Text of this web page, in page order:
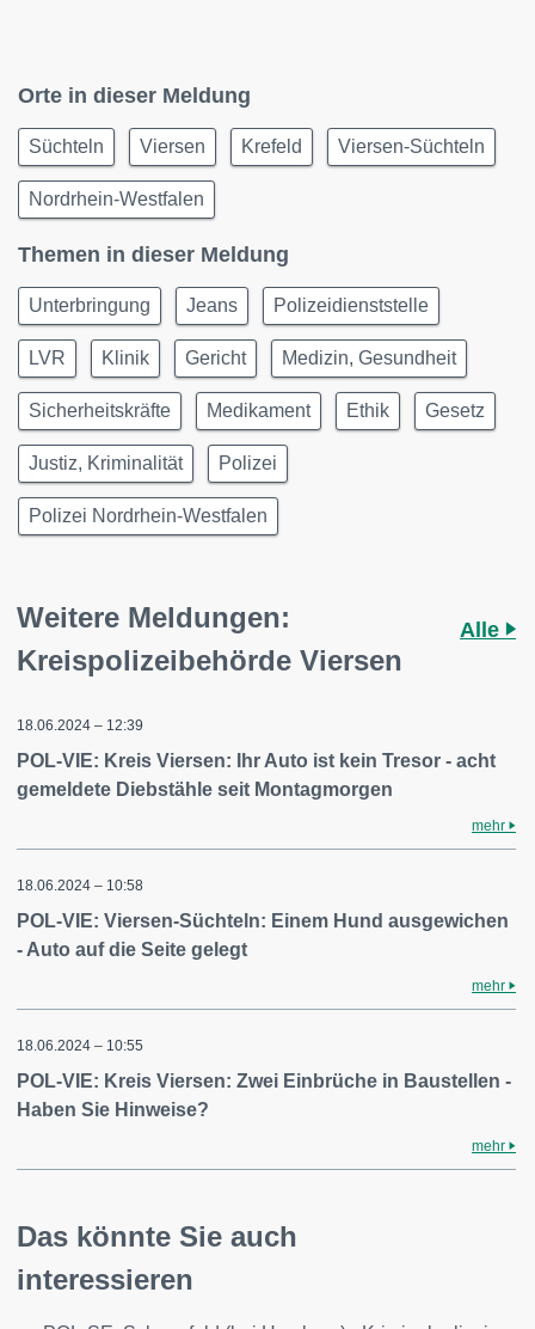
Orte in dieser Meldung
Süchteln Viersen Krefeld Viersen-Süchteln
Nordrhein-Westfalen
Themen in dieser Meldung
Unterbringung Jeans Polizeidienststelle
LVR Klinik Gericht Medizin, Gesundheit
Sicherheitskräfte Medikament Ethik Gesetz
Justiz, Kriminalität Polizei
Polizei Nordrhein-Westfalen
Weitere Meldungen:
Kreispolizeibehörde Viersen
Alle
18.06.2024 – 12:39
POL-VIE: Kreis Viersen: Ihr Auto ist kein Tresor - acht
gemeldete Diebstähle seit Montagmorgen
mehr
18.06.2024 – 10:58
POL-VIE: Viersen-Süchteln: Einem Hund ausgewichen
- Auto auf die Seite gelegt
mehr
18.06.2024 – 10:55
POL-VIE: Kreis Viersen: Zwei Einbrüche in Baustellen -
Haben Sie Hinweise?
mehr
Das könnte Sie auch
interessieren